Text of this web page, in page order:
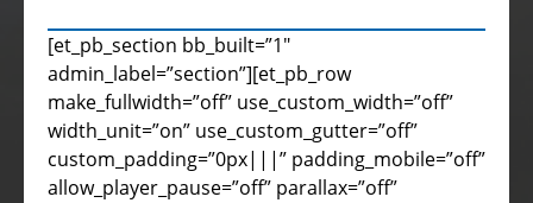
[et_pb_section bb_built=”1″
admin_label=”section”][et_pb_row
make_fullwidth=”off” use_custom_width=”off”
width_unit=”on” use_custom_gutter=”off”
custom_padding=”0px|||” padding_mobile=”off”
allow_player_pause=”off” parallax=”off”